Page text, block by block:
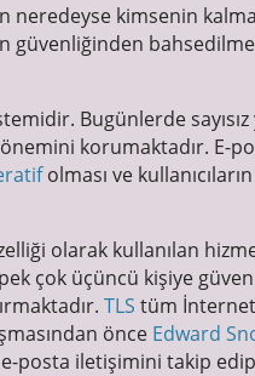
neredeyse kimsenin
güvenliğinden
Bugünlerde sayısız
korumaktadır. E-
olması ve
olarak kullanılan
çok üçüncü kişiye
TLS tüm
önce Edward
e-posta iletişimini takip